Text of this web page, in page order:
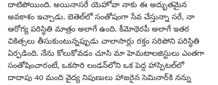
దాటిపోయింది. అయినాసరే యెహోవా నాకు ఈ అద్భుతమైన
అవకాశం ఇచ్చాడు. బెతెల్‌లో సంతోషంగా సేవ చేస్తున్నా సరే, నా
ఆరోగ్య పరిస్థితి మాత్రం అలాగే ఉంది. కీమోథెరపీ అలాగే ఇతర
చికిత్సలు తీసుకుంటున్నప్పుడు చాలాసార్లు రక్తం సరిపోని పరిస్థితి
ఏర్పడింది. నేను కోలుకోవడం చూసి మా హెమటాలజిస్టులు ఎంతగా
సంతోషించారంటే, ఒకసారి లండన్‌లోని ఒక పెద్ద హాస్పిటల్‌లో
దాదాపు 40 మంది వైద్య నిపుణులు హాజరైన సెమినార్‌కి నన్ను